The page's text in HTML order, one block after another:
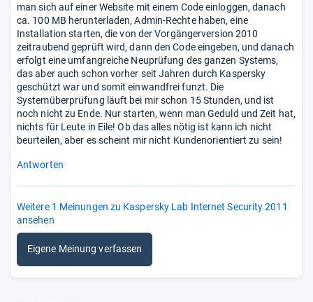
man sich auf einer Website mit einem Code einloggen, danach
ca. 100 MB herunterladen, Admin-Rechte haben, eine
Installation starten, die von der Vorgängerversion 2010
zeitraubend geprüft wird, dann den Code eingeben, und danach
erfolgt eine umfangreiche Neuprüfung des ganzen Systems,
das aber auch schon vorher seit Jahren durch Kaspersky
geschützt war und somit einwandfrei funzt. Die
Systemüberprüfung läuft bei mir schon 15 Stunden, und ist
noch nicht zu Ende. Nur starten, wenn man Geduld und Zeit hat,
nichts für Leute in Eile! Ob das alles nötig ist kann ich nicht
beurteilen, aber es scheint mir nicht Kundenorientiert zu sein!
Antworten
Weitere 1 Meinungen zu Kaspersky Lab Internet Security 2011
ansehen
Eigene Meinung verfassen